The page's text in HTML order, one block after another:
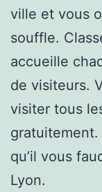
ville et vous
souffle.
accueille
de visiteurs.
visiter tous
gratuitement.
qu’il vous
Lyon.